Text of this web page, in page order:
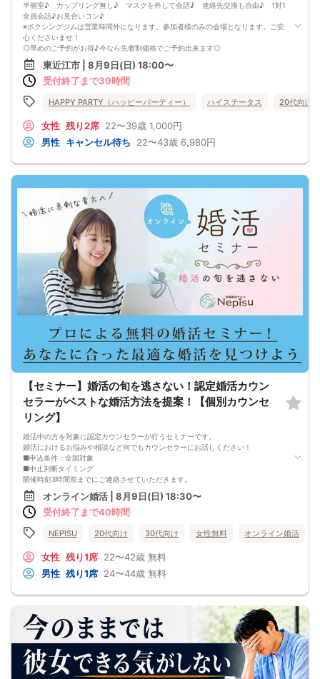
半個室♪ カップリング無し♪ マスクを外して会話♪ 連絡先交換も自由♪ 1対1
全員会話♪お見合いコン♪
※ボクシングジムは営業時間外になります。参加者様のみの会場となります。ご安
心くださいませ！
◎早めのご予約がお得♪今なら先着割価格でご予約出来ます◎
早めのご予約が凄くお得♪
男女比を調整しながら価格が上がっていきます。
先の予定を確認し早めに申し込みした方がお得に参加できるシステムです。
【パーティーの内容】
パーティー中もスタッフがサポートするので、初参加の方でも安心です♪
未来に繋がる運命の恋が見つかるチャンスです☆
【持ち物について】
【パーティーの流れ】
①受付をして、プロフィールカードの記入をして頂きます。
②マスクを外して会話♪♪ プロフィールカードを交換し、ゆっくりマスク着用で
1対1で、交流して頂きます。 プロフィールカードを参考にして、お互いの気に
なる事を聞きお話しましょう。
③ブレイクタイム
④2回目の交流にて、気になる方へ連絡先カードの記入もしてお渡しして頂きま
⑤パーティー終了。
※ボクシングジムは営業時間外になります。参加者様のみの会場となります。ご安
心くださいませ！
□中止判断タイミング
開催当日13：00までに最少催行人数に満たない場合
または13：00以降にキャンセルにより最少催行人数を下回った場合は、中止と
いたします。
□最少催行人数が男性1名・女性1名以上からとなっております。
（ただしイベント開催時に最少催行人数が下回った場合は全員の同意を得た場合
のみ開催とする。）
東近江市 | 8月9日(日) 18:00〜
受付終了まで39時間
HAPPY PARTY（ハッピーパーティー） ハイステータス 20代向け
女性 残り2席 22〜39歳 1,000円
男性 キャンセル待ち 22〜43歳 6,980円
【セミナー】婚活の旬を逃さない！認定婚活カウン
セラーがベストな婚活方法を提案！【個別カウンセ
リング】
婚活中の方を対象に認定カウンセラーが行うセミナーです。
婚活におけるお悩みや相談など何でもカウンセラーにお話しください！
■申込条件：全国対象
■中止判断タイミング
開催時刻3時間前までにご連絡させていただきます。
■注意事項
・キャンセルされる場合は、オミカレのメッセージ機能から必ずご連絡下さい。
・セミナー当日、セミナーの進行をスムーズに行う為、スタッフの指示に従って
・セミナー途中での途中退出は禁止となります。
・弊社ではセミナー中やセミナー終了後発生したトラブルには一切関与いたしま
せん。
・チケットが「完売」と表示されていてもキャンセルなどがあった場合は再販を
・外国人の方の参加はご遠慮ください。日本語での円滑なコミュニケーションが
オンライン婚活 | 8月9日(日) 18:30〜
受付終了まで40時間
NEPISU 20代向け 30代向け 女性無料 オンライン婚活
女性 残り1席 22〜42歳 無料
男性 残り1席 24〜44歳 無料